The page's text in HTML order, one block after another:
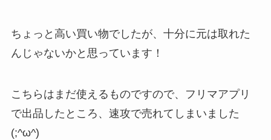
ちょっと高い買い物でしたが、十分に元は取れた
んじゃないかと思っています！
こちらはまだ使えるものですので、フリマアプリ
で出品したところ、速攻で売れてしまいました
(;^ω^)